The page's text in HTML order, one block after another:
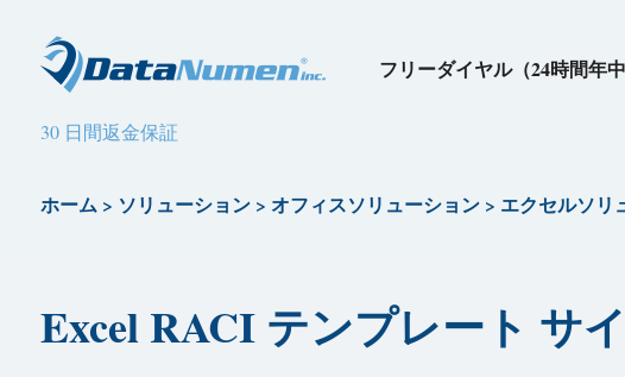
フリーダイヤル（24時間年
30 日間返金保証
ホーム> ソリューション> オフィスソリューション> エクセルソリ
Excel RACI テンプレート サ